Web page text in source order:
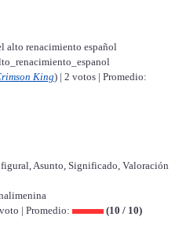
alto renacimiento español
King) | 2 votos | Promedio:
Asunto, Significado, Valoración
| Promedio:
(10 / 10)